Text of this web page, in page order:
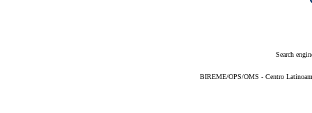
Search
BIREME/OPS/OMS - Centro